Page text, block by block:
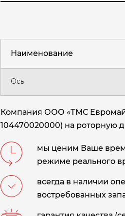
Наименование
Ось
Компания ООО «ТМС
104470020000) на роторную
мы ценим Ваше
режиме реального
всегда в наличии
востребованных